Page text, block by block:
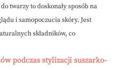
twarzy to doskonały sposób na
i samopoczucia skóry. Jest
składników, co
podczas stylizacji suszarko-